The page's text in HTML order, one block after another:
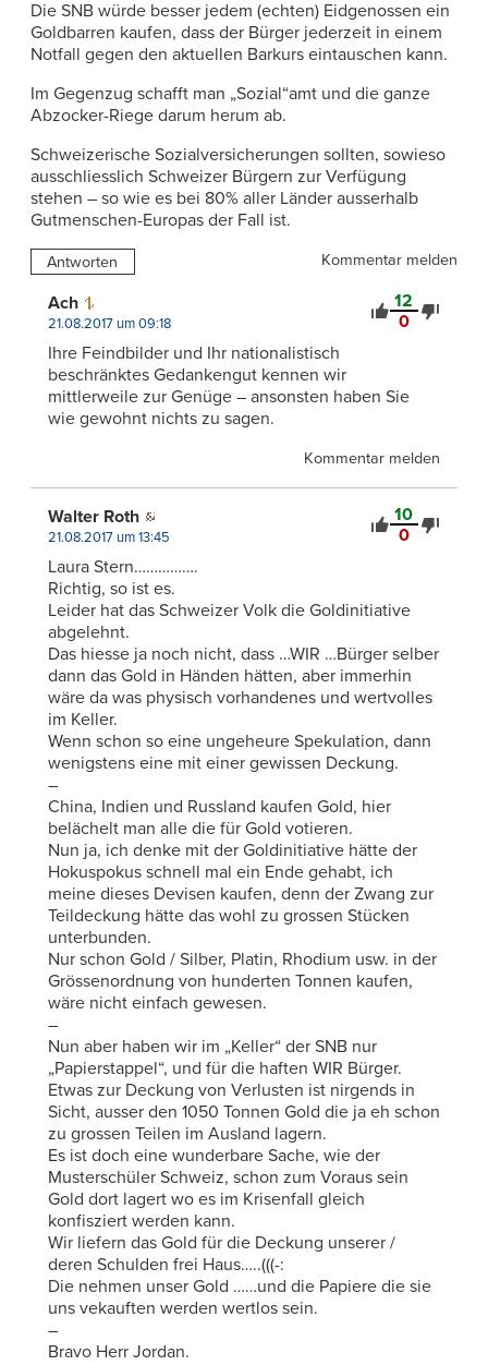
Die SNB würde besser jedem (echten) Eidgenossen ein
Goldbarren kaufen, dass der Bürger jederzeit in einem
Notfall gegen den aktuellen Barkurs eintauschen kann.
Im Gegenzug schafft man „Sozial“amt und die ganze
Abzocker-Riege darum herum ab.
Schweizerische Sozialversicherungen sollten, sowieso
ausschliesslich Schweizer Bürgern zur Verfügung
stehen – so wie es bei 80% aller Länder ausserhalb
Gutmenschen-Europas der Fall ist.
Antworten Kommentar melden
12
0
Ach
21.08.2017 um 09:18
Ihre Feindbilder und Ihr nationalistisch
beschränktes Gedankengut kennen wir
mittlerweile zur Genüge – ansonsten haben Sie
wie gewohnt nichts zu sagen.
Kommentar melden
10
0
Walter Roth
21.08.2017 um 13:45
Laura Stern…………….
Richtig, so ist es.
Leider hat das Schweizer Volk die Goldinitiative
abgelehnt.
Das hiesse ja noch nicht, dass …WIR …Bürger selber
dann das Gold in Händen hätten, aber immerhin
wäre da was physisch vorhandenes und wertvolles
im Keller.
Wenn schon so eine ungeheure Spekulation, dann
wenigstens eine mit einer gewissen Deckung.
–
China, Indien und Russland kaufen Gold, hier
belächelt man alle die für Gold votieren.
Nun ja, ich denke mit der Goldinitiative hätte der
Hokuspokus schnell mal ein Ende gehabt, ich
meine dieses Devisen kaufen, denn der Zwang zur
Teildeckung hätte das wohl zu grossen Stücken
unterbunden.
Nur schon Gold / Silber, Platin, Rhodium usw. in der
Grössenordnung von hunderten Tonnen kaufen,
wäre nicht einfach gewesen.
–
Nun aber haben wir im „Keller“ der SNB nur
„Papierstappel“, und für die haften WIR Bürger.
Etwas zur Deckung von Verlusten ist nirgends in
Sicht, ausser den 1050 Tonnen Gold die ja eh schon
zu grossen Teilen im Ausland lagern.
Es ist doch eine wunderbare Sache, wie der
Musterschüler Schweiz, schon zum Voraus sein
Gold dort lagert wo es im Krisenfall gleich
konfisziert werden kann.
Wir liefern das Gold für die Deckung unserer /
deren Schulden frei Haus…..(((-:
Die nehmen unser Gold ……und die Papiere die sie
uns vekauften werden wertlos sein.
–
Bravo Herr Jordan.